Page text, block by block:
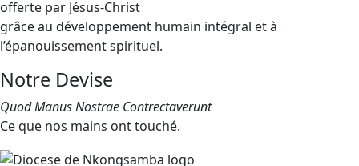
offerte par Jésus-Christ
grâce au développement humain intégral et à
l’épanouissement spirituel.
Notre Devise
Quod Manus Nostrae Contrectaverunt
Ce que nos mains ont touché.